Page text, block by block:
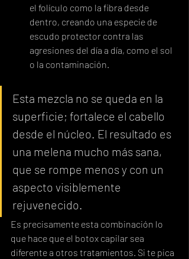
el folículo como la fibra desde
dentro, creando una especie de
escudo protector contra las
agresiones del día a día, como el sol
o la contaminación.
Esta mezcla no se queda en la
superficie; fortalece el cabello
desde el núcleo. El resultado es
una melena mucho más sana,
que se rompe menos y con un
aspecto visiblemente
rejuvenecido.
Es precisamente esta combinación lo
que hace que el botox capilar sea
diferente a otros tratamientos. Si te pica